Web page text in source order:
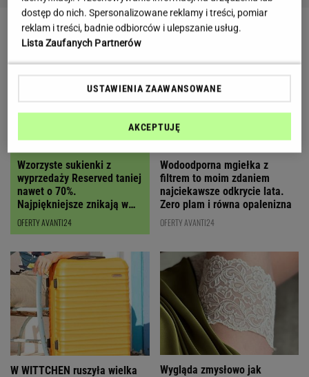
LETNIE OKAZJE
Wzorzyste sukienki z
wyprzedaży Reserved taniej
nawet o 70%.
Najpiękniejsze znikają w
mig
OFERTY AVANTI24
Wodoodporna mgiełka z
filtrem to moim zdaniem
najciekawsze odkrycie lata.
Zero plam i równa opalenizna
OFERTY AVANTI24
W WITTCHEN ruszyła wielka
Wygląda zmysłowo jak
dostęp do nich. Spersonalizowane reklamy i treści, pomiar
reklam i treści, badnie odbiorców i ulepszanie usług.
Lista Zaufanych Partnerów
USTAWIENIA ZAAWANSOWANE
AKCEPTUJĘ